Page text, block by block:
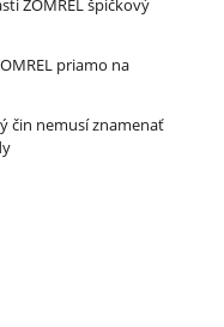
ZOMREL špičkový
priamo na
čin nemusí znamenať